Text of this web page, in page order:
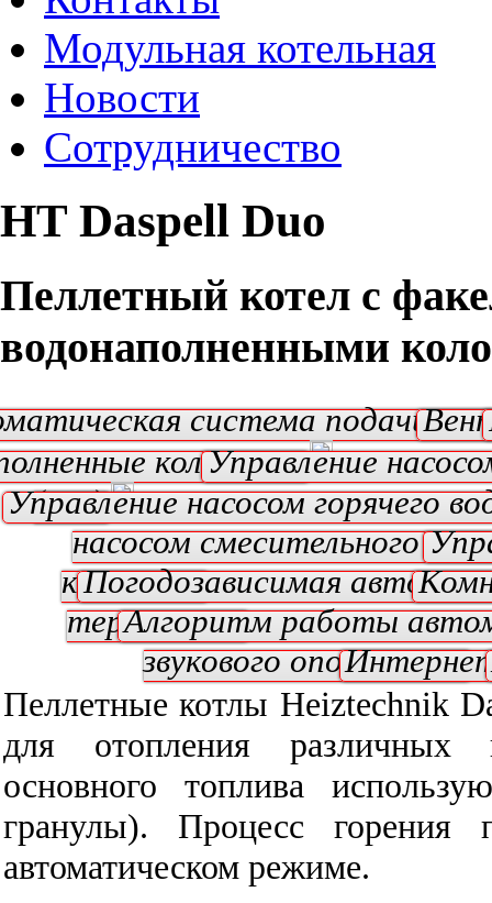
Модульная котельная
Новости
Сотрудничество
HT Daspell Duo
Пеллетный котел с
водонаполненными
система подачи
колосники
Управление
(ЦО)
Управление насосом горячего
насосом смесительного
клапаном
Погодозависимая
термостат
Алгоритм работы
звукового оповещения
Пеллетные котлы Heiztechnik
для отопления различных
основного топлива
гранулы). Процесс горения
автоматическом режиме.